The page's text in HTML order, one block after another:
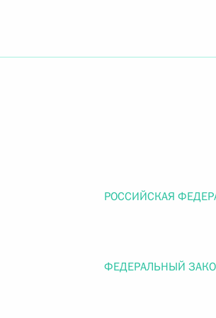
Официальный портал правовой информации
О внесении изменений в статью 11
РОССИЙСКАЯ
ФЕДЕРАЛЬНЫЙ